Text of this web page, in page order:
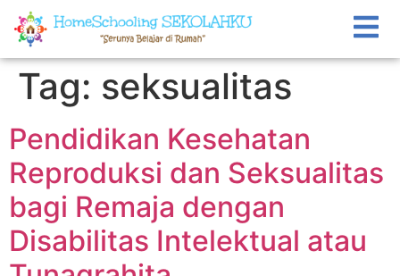
Tag: seksualitas
Pendidikan Kesehatan
Reproduksi dan Seksualitas
bagi Remaja dengan
Disabilitas Intelektual atau